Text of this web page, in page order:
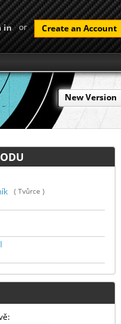
in or Create an Account
New Version
( Tvůrce )